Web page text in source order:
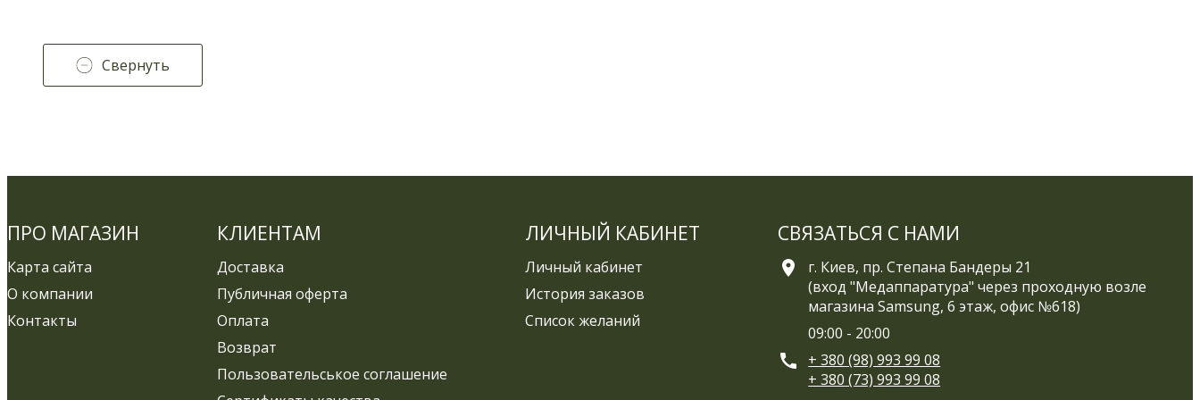
Свернуть
ПРО МАГАЗИН
Карта сайта
О компании
Контакты
КЛИЕНТАМ
Доставка
Публичная оферта
Оплата
Возврат
Пользовательськое соглашение
ЛИЧНЫЙ КАБИНЕТ
Личный кабинет
История заказов
Список желаний
СВЯЗАТЬСЯ С НАМИ
г. Киев, пр. Степана Бандеры 21
(вход "Медаппаратура" через проходную возле
магазина Samsung, 6 этаж, офис №618)
09:00 - 20:00
+ 380 (98) 993 99 08
+ 380 (73) 993 99 08